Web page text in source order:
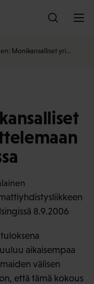
Monikansalliset yri…
8.9.2006
aikaisempaa
välisen
että tämä kokous